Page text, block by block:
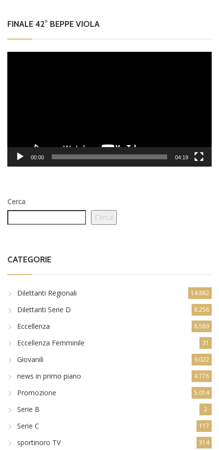
FINALE 42° BEPPE VIOLA
00:00 04:19
Cerca
Cerca
CATEGORIE
Dilettanti Regionali 14.882
Dilettanti Serie D 8.256
Eccellenza 8.589
Eccellenza Femminile 31
Giovanili 9.022
news in primo piano 4.776
Promozione 5.014
Serie B 2
Serie C 117
sportinoro TV 314